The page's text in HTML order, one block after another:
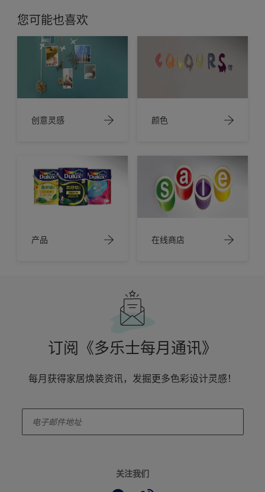
您可能也喜欢
创意灵感 颜色
产品 在线商店
订阅《多乐士每月通讯》
每月获得家居焕装资讯，发掘更多色彩设计灵感！
关注我们